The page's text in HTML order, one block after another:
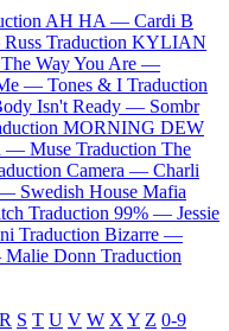
AH HA — Cardi B
Russ Traduction KYLIAN
Way You Are —
— Tones & I Traduction
Isn't Ready — Sombr
MORNING DEW
— Muse Traduction The
Camera — Charli
— Swedish House Mafia
Traduction 99% — Jessie
Traduction Bizarre —
Malie Donn Traduction
R S T U V W X Y Z 0-9